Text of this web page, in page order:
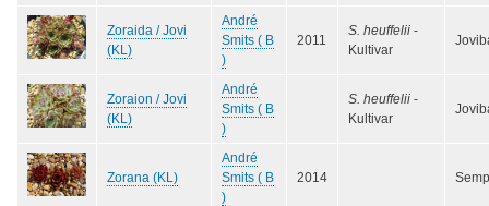
Zoraida / Jovi
(KL)
André
Smits ( B
)
2011
S. heuffelii -
Kultivar
Zoraion / Jovi
(KL)
André
Smits ( B
)
S. heuffelii -
Kultivar
Zorana (KL)
André
Smits ( B
)
2014